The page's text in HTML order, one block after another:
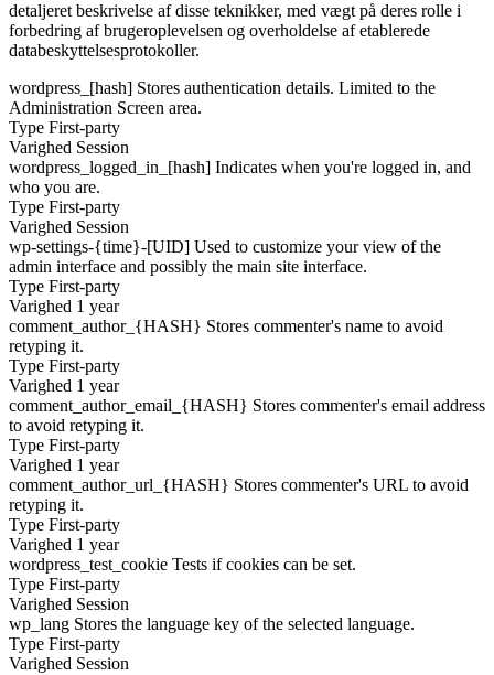
detaljeret beskrivelse af disse teknikker, med vægt på deres rolle i
forbedring af brugeroplevelsen og overholdelse af etablerede
databeskyttelsesprotokoller.
wordpress_[hash] Stores authentication details. Limited to the
Administration Screen area.
Type First-party
Varighed Session
wordpress_logged_in_[hash] Indicates when you're logged in, and
who you are.
Type First-party
Varighed Session
wp-settings-{time}-[UID] Used to customize your view of the
admin interface and possibly the main site interface.
Type First-party
Varighed 1 year
comment_author_{HASH} Stores commenter's name to avoid
retyping it.
Type First-party
Varighed 1 year
comment_author_email_{HASH} Stores commenter's email address
to avoid retyping it.
Type First-party
Varighed 1 year
comment_author_url_{HASH} Stores commenter's URL to avoid
retyping it.
Type First-party
Varighed 1 year
wordpress_test_cookie Tests if cookies can be set.
Type First-party
Varighed Session
wp_lang Stores the language key of the selected language.
Type First-party
Varighed Session